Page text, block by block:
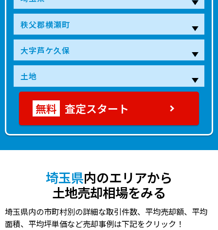
査定スタート
埼玉県内のエリアから
土地売却相場をみる
埼玉県内の市町村別の詳細な取引件数、平均売却額、平均
面積、平均坪単価など売却事例は下記をクリック！